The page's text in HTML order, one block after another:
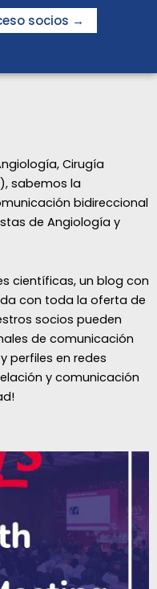
socios →
Cirugía
sabemos la
bidireccional
de Angiología y
científicas, un blog con
con toda la oferta de
socios pueden
de comunicación
perfiles en redes
y comunicación
PáginaPáginaPágina